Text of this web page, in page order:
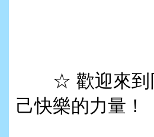
☆ 歡迎來到同
己快樂的力量！